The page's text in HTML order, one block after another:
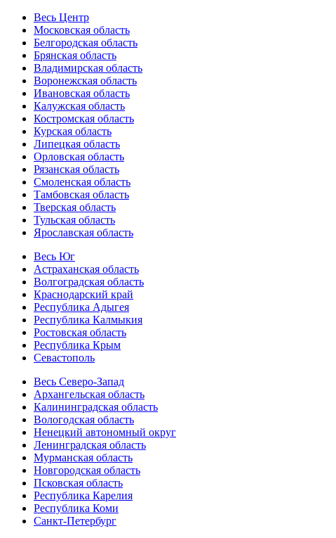
Весь Центр
Московская область
Белгородская область
Брянская область
Владимирская область
Воронежская область
Ивановская область
Калужская область
Костромская область
Курская область
Липецкая область
Орловская область
Рязанская область
Смоленская область
Тамбовская область
Тверская область
Тульская область
Ярославская область
Весь Юг
Астраханская область
Волгоградская область
Краснодарский край
Республика Адыгея
Республика Калмыкия
Ростовская область
Республика Крым
Севастополь
Весь Северо-Запад
Архангельская область
Калининградская область
Вологодская область
Ненецкий автономный округ
Ленинградская область
Мурманская область
Новгородская область
Псковская область
Республика Карелия
Республика Коми
Санкт-Петербург